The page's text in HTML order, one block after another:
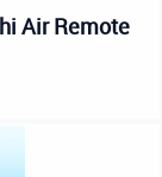
Air Remote